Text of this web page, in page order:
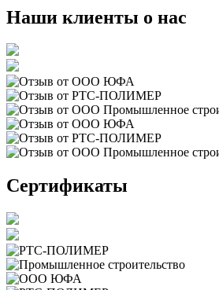
Наши клиенты о нас
Сертификаты